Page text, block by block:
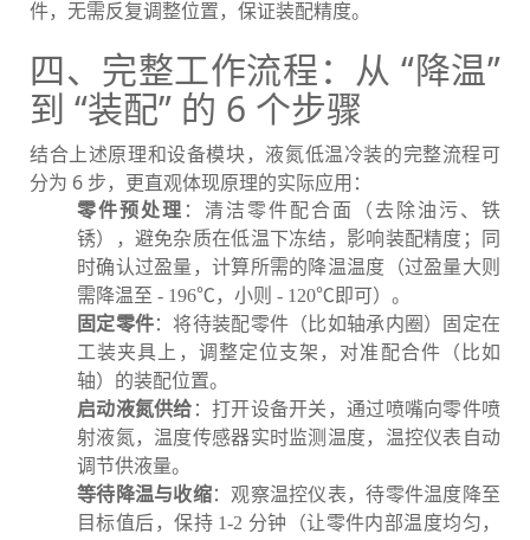
件，无需反复调整位置，保证装配精度。
四、完整工作流程：从 “降温”
到 “装配” 的 6 个步骤
结合上述原理和设备模块，液氮低温冷装的完整流程可
分为 6 步，更直观体现原理的实际应用：
零件预处理 ：清洁零件配合面（去除油污、铁
锈），避免杂质在低温下冻结，影响装配精度；同
时确认过盈量，计算所需的降温温度（过盈量大则
需降温至 - 196℃，小则 - 120℃即可）。
固定零件：将待装配零件（比如轴承内圈）固定在
工装夹具上，调整定位支架，对准配合件（比如
轴）的装配位置。
启动液氮供给 ：打开设备开关，通过喷嘴向零件喷
射液氮，温度传感器实时监测温度，温控仪表自动
调节供液量。
等待降温与收缩：观察温控仪表，待零件温度降至
目标值后，保持 1-2 分钟（让零件内部温度均匀，